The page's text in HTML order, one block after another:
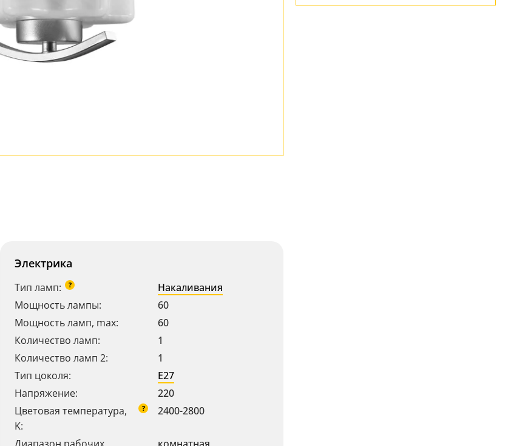
Электрика
Тип ламп: ?
Накаливания
Мощность лампы:
60
Мощность ламп, max:
60
Количество ламп:
1
Количество ламп 2:
1
Тип цоколя:
E27
Напряжение:
220
Цветовая температура,
K:
? 2400-2800